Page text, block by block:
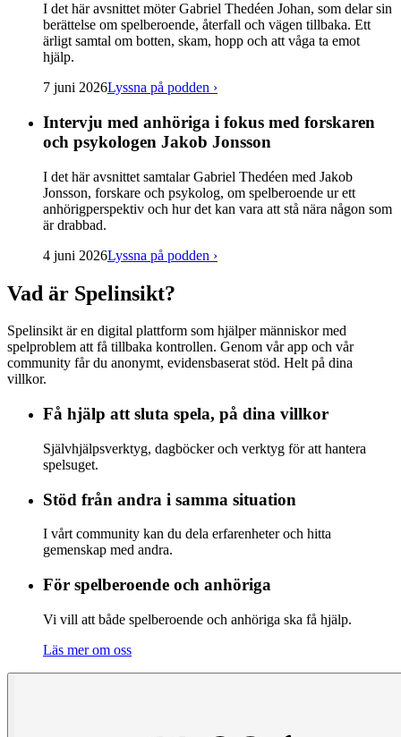
I det här avsnittet möter Gabriel Thedéen Johan, som delar sin
berättelse om spelberoende, återfall och vägen tillbaka. Ett
ärligt samtal om botten, skam, hopp och att våga ta emot
hjälp.
7 juni 2026Lyssna på podden ›
Intervju med anhöriga i fokus med forskaren
och psykologen Jakob Jonsson
I det här avsnittet samtalar Gabriel Thedéen med Jakob
Jonsson, forskare och psykolog, om spelberoende ur ett
anhörigperspektiv och hur det kan vara att stå nära någon som
är drabbad.
4 juni 2026Lyssna på podden ›
Vad är Spelinsikt?
Spelinsikt är en digital plattform som hjälper människor med
spelproblem att få tillbaka kontrollen. Genom vår app och vår
community får du anonymt, evidensbaserat stöd. Helt på dina
villkor.
Få hjälp att sluta spela, på dina villkor
Självhjälpsverktyg, dagböcker och verktyg för att hantera
spelsuget.
Stöd från andra i samma situation
I vårt community kan du dela erfarenheter och hitta
gemenskap med andra.
För spelberoende och anhöriga
Vi vill att både spelberoende och anhöriga ska få hjälp.
Läs mer om oss